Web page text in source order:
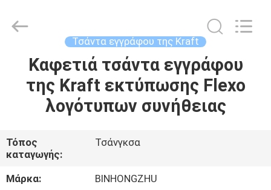
ΣΠΊΤΙ
ΠΡΟΪΌΝΤΑ
ΠΕΡΊΠΟΥ
ΕΜΕΊΣ
and
Export
Τσάντα εγγράφου της Kraft
Καφετιά τσάντα εγγράφου
της Kraft εκτύπωσης Flexo
λογότυπων συνήθειας
Τόπος
καταγωγής:
Τσάνγκσα
Μάρκα:
BINHONGZHU